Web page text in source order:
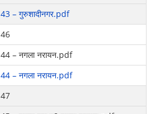
43 – गुरुशादीनगर.pdf
46
44 – नगला नरायन.pdf
44 – नगला नरायन.pdf
47